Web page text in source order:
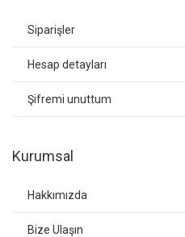
Siparişler
Hesap detayları
Şifremi unuttum
Kurumsal
Hakkımızda
Bize Ulaşın